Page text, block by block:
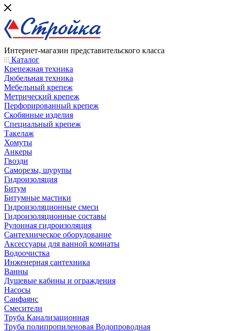
Интернет-магазин представительского класса
Каталог
Крепежная техника
Дюбельная техника
Мебельный крепеж
Метрический крепеж
Перфорированный крепеж
Скобянные изделия
Специальный крепеж
Такелаж
Хомуты
Анкеры
Гвозди
Саморезы, шурупы
Гидроизоляция
Битум
Битумные мастики
Гидроизоляционные смеси
Гидроизоляционные составы
Рулонная гидроизоляция
Сантехническое оборудование
Аксессуары для ванной комнаты
Водоочистка
Инженерная сантехника
Ванны
Душевые кабины и ограждения
Насосы
Санфаянс
Смесители
Труба Канализационная
Труба полипропиленовая Водопроводная